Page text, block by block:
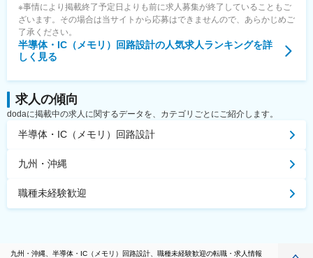
※事情により掲載終了予定日よりも前に求人募集が終了していることもご
ざいます。その場合は当サイトから応募はできませんので、あらかじめご
了承ください。
半導体・IC（メモリ）回路設計の人気求人ランキングを詳
しく見る
求人の傾向
dodaに掲載中の求人に関するデータを、カテゴリごとにご紹介します。
半導体・IC（メモリ）回路設計
九州・沖縄
職種未経験歓迎
九州・沖縄、半導体・IC（メモリ）回路設計、職種未経験歓迎の転職・求人情報